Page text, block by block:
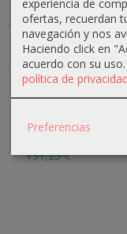
Agotado
Enemy
124,69 €
131,25 €
ASL
experiencia de
ofertas, recuerdan
navegación y nos
Haciendo click en
acuerdo con su uso.
política de privacidad
Preferencias